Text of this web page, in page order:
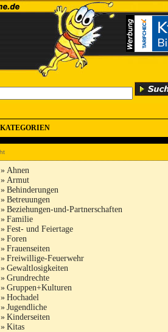
» Ahnen
» Armut
» Behinderungen
» Betreuungen
» Beziehungen-und-Partnerschaften
» Familie
» Fest- und Feiertage
» Foren
» Frauenseiten
» Freiwillige-Feuerwehr
» Gewaltlosigkeiten
» Grundrechte
» Gruppen+Kulturen
» Hochadel
» Jugendliche
» Kinderseiten
» Kitas